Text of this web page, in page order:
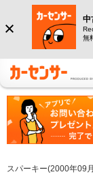
中
無
スパーキー(2000年09